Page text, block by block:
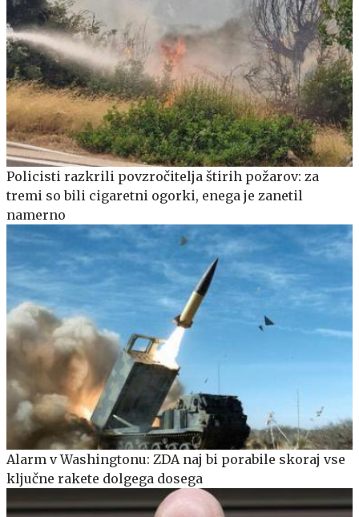
Policisti razkrili povzročitelja štirih požarov: za
tremi so bili cigaretni ogorki, enega je zanetil
namerno
Alarm v Washingtonu: ZDA naj bi porabile skoraj vse
ključne rakete dolgega dosega